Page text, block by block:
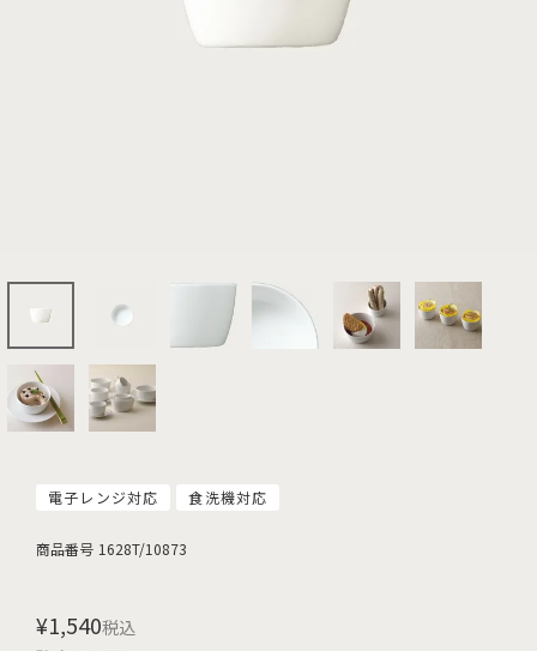
電子レンジ対応 食洗機対応
商品番号 1628T/10873
¥1,540税込